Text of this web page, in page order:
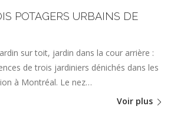
POTAGERS URBAINS DE
sur toit, jardin dans la cour arrière :
de trois jardiniers dénichés dans les
à Montréal. Le nez…
Voir plus